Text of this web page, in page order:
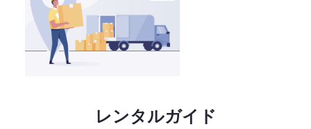
レンタルガイド